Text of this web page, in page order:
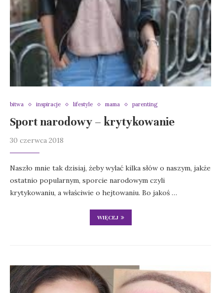
bitwa inspiracje lifestyle mama parenting
Sport narodowy – krytykowanie
30 czerwca 2018
Naszło mnie tak dzisiaj, żeby wylać kilka słów o naszym, jakże
ostatnio popularnym, sporcie narodowym czyli
krytykowaniu, a właściwie o hejtowaniu. Bo jakoś …
WIĘCEJ